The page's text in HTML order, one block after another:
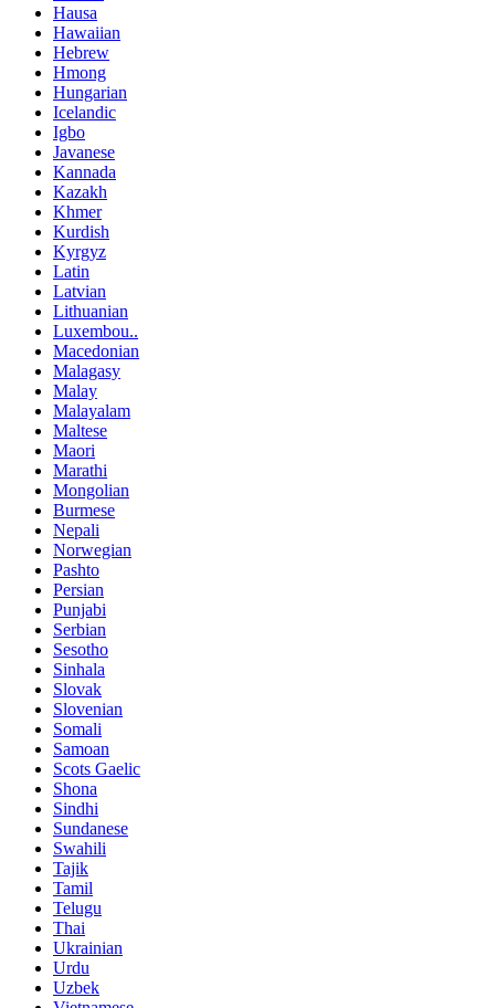
Hausa
Hawaiian
Hebrew
Hmong
Hungarian
Icelandic
Igbo
Javanese
Kannada
Kazakh
Khmer
Kurdish
Kyrgyz
Latin
Latvian
Lithuanian
Luxembou..
Macedonian
Malagasy
Malay
Malayalam
Maltese
Maori
Marathi
Mongolian
Burmese
Nepali
Norwegian
Pashto
Persian
Punjabi
Serbian
Sesotho
Sinhala
Slovak
Slovenian
Somali
Samoan
Scots Gaelic
Shona
Sindhi
Sundanese
Swahili
Tajik
Tamil
Telugu
Thai
Ukrainian
Urdu
Uzbek